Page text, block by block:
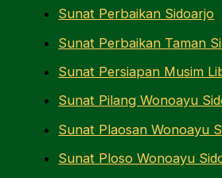
Sunat Perbaikan Sidoarjo
Sunat Perbaikan Taman
Sunat Persiapan Musim
Sunat Pilang Wonoayu
Sunat Plaosan Wonoayu
Sunat Ploso Wonoayu